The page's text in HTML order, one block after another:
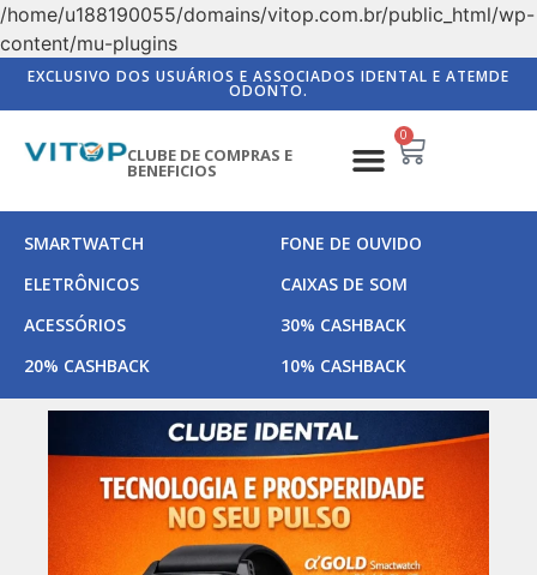
/home/u188190055/domains/vitop.com.br/public_html/wp-
content/mu-plugins
EXCLUSIVO DOS USUÁRIOS E ASSOCIADOS IDENTAL E ATEMDE
ODONTO.
CLUBE DE COMPRAS E
BENEFICIOS
0
SMARTWATCH
FONE DE OUVIDO
ELETRÔNICOS
CAIXAS DE SOM
ACESSÓRIOS
30% CASHBACK
20% CASHBACK
10% CASHBACK